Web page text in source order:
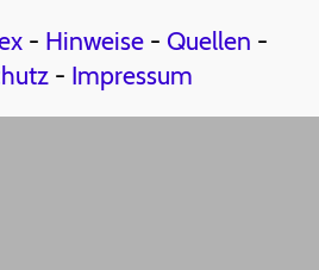
- Hinweise- Quellen -
- Impressum